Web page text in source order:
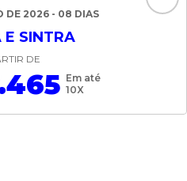
DE 2026 - 08 DIAS
E SINTRA
DE
Em até
10X